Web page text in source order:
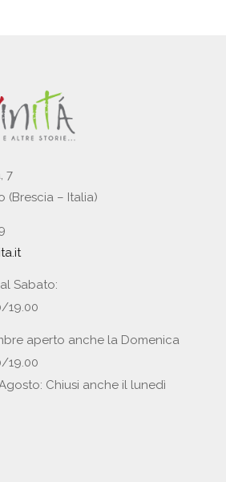
7
(Brescia – Italia)
Sabato:
19.00
aperto anche la Domenica
19.00
Chiusi anche il lunedì